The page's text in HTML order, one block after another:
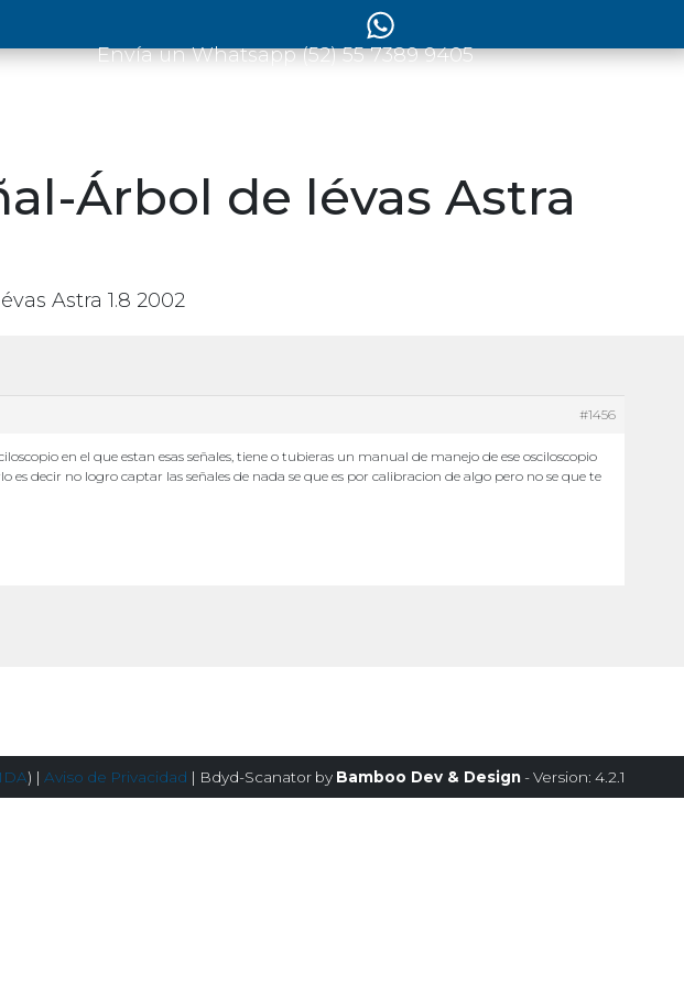
Envía un Whatsapp (52) 55 7389 9405
Árbol de lévas Astra
Astra 1.8 2002
#1456
en el que estan esas señales, tiene o tubieras un manual de manejo de ese osciloscopio
decir no logro captar las señales de nada se que es por calibracion de algo pero no se que te
) | Aviso de Privacidad | Bdyd-Scanator by Bamboo Dev & Design- Version: 4.2.1